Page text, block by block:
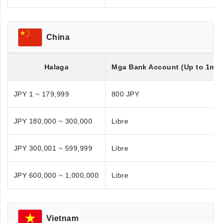
China
Halaga Mga Bank Account (Up to
JPY 1 ~ 179,999 800 JPY
JPY 180,000 ~ 300,000 Libre
JPY 300,001 ~ 599,999 Libre
JPY 600,000 ~ 1,000,000 Libre
Vietnam